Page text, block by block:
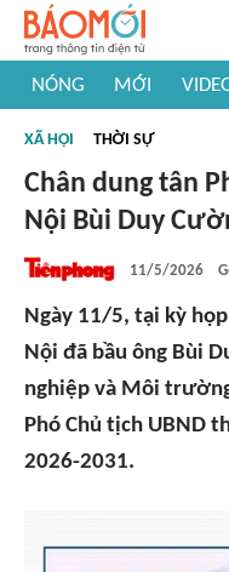
NÓNG MỚI
#Khám phá thế giới
XÃ HỘI THỜI SỰ
Chân dung tân
Nội Bùi Duy
11/5/2026
Ngày 11/5, tại kỳ
Nội đã bầu ông Bùi
nghiệp và Môi
Phó Chủ tịch UBND
2026-2031.